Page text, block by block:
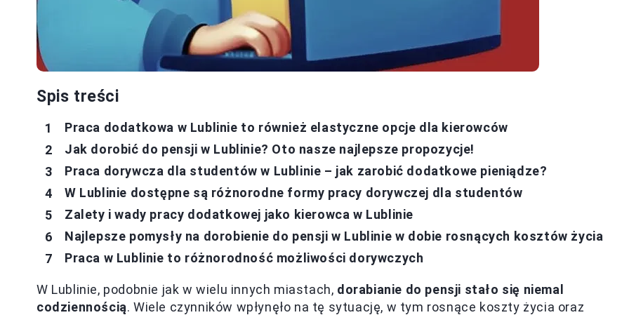
Spis treści
Praca dodatkowa w Lublinie to również elastyczne opcje dla kierowców
Jak dorobić do pensji w Lublinie? Oto nasze najlepsze propozycje!
Praca dorywcza dla studentów w Lublinie – jak zarobić dodatkowe pieniądze?
W Lublinie dostępne są różnorodne formy pracy dorywczej dla studentów
Zalety i wady pracy dodatkowej jako kierowca w Lublinie
Najlepsze pomysły na dorobienie do pensji w Lublinie w dobie rosnących kosztów życia
Praca w Lublinie to różnorodność możliwości dorywczych
W Lublinie, podobnie jak w wielu innych miastach, dorabianie do pensji stało się niemal
codziennością. Wiele czynników wpłynęło na tę sytuację, w tym rosnące koszty życia oraz